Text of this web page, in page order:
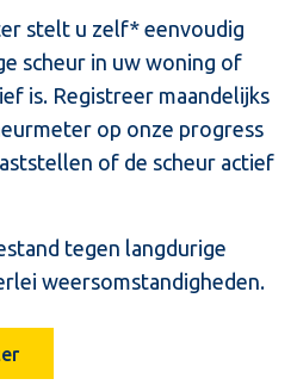
stelt u zelf* eenvoudig
scheur in uw woning of
is. Registreer maandelijks
op onze progress
of de scheur actief
tegen langdurige
weersomstandigheden.